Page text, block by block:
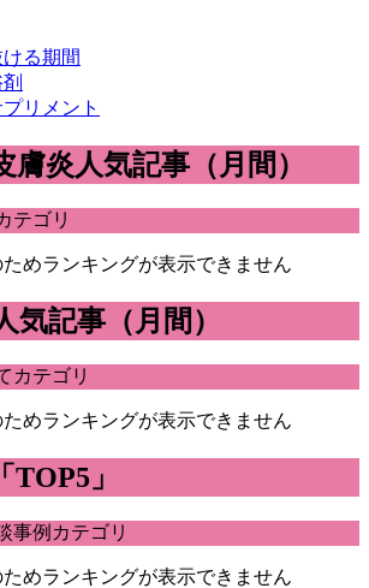
る期間
リメント
膚炎人気記事（月間）
テゴリ
めランキングが表示できません
気記事（月間）
カテゴリ
めランキングが表示できません
」
事例カテゴリ
めランキングが表示できません